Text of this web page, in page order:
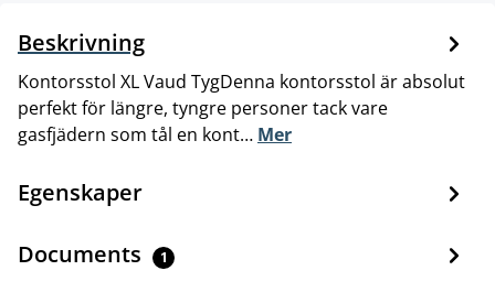
Beskrivning
Kontorsstol XL Vaud TygDenna kontorsstol är absolut
perfekt för längre, tyngre personer tack vare
gasfjädern som tål en kont… Mer
Egenskaper
Documents 1